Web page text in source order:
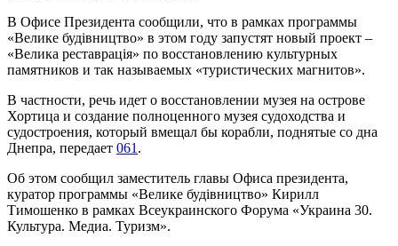
В Офисе Президента сообщили, что в рамках программы
«Велике будівництво» в этом году запустят новый проект –
«Велика реставрація» по восстановлению культурных
памятников и так называемых «туристических магнитов».
В частности, речь идет о восстановлении музея на острове
Хортица и создание полноценного музея судоходства и
судостроения, который вмещал бы корабли, поднятые со дна
Днепра, передает 061 .
Об этом сообщил заместитель главы Офиса президента,
куратор программы «Велике будівництво» Кирилл
Тимошенко в рамках Всеукраинского Форума «Украина 30.
Культура. Медиа. Туризм».